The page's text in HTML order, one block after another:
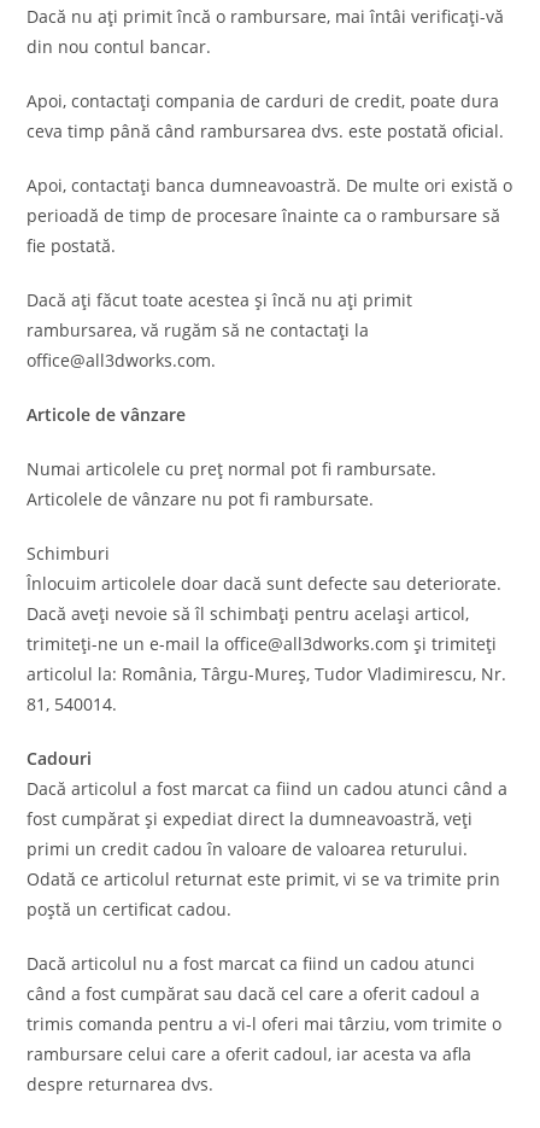
Dacă nu ați primit încă o rambursare, mai întâi verificați-vă
din nou contul bancar.
Apoi, contactați compania de carduri de credit, poate dura
ceva timp până când rambursarea dvs. este postată oficial.
Apoi, contactați banca dumneavoastră. De multe ori există o
perioadă de timp de procesare înainte ca o rambursare să
fie postată.
Dacă ați făcut toate acestea și încă nu ați primit
rambursarea, vă rugăm să ne contactați la
office@all3dworks.com.
Articole de vânzare
Numai articolele cu preț normal pot fi rambursate.
Articolele de vânzare nu pot fi rambursate.
Schimburi
Înlocuim articolele doar dacă sunt defecte sau deteriorate.
Dacă aveți nevoie să îl schimbați pentru același articol,
trimiteți-ne un e-mail la office@all3dworks.com și trimiteți
articolul la: România, Târgu-Mureș, Tudor Vladimirescu, Nr.
81, 540014.
Cadouri
Dacă articolul a fost marcat ca fiind un cadou atunci când a
fost cumpărat și expediat direct la dumneavoastră, veți
primi un credit cadou în valoare de valoarea returului.
Odată ce articolul returnat este primit, vi se va trimite prin
poștă un certificat cadou.
Dacă articolul nu a fost marcat ca fiind un cadou atunci
când a fost cumpărat sau dacă cel care a oferit cadoul a
trimis comanda pentru a vi-l oferi mai târziu, vom trimite o
rambursare celui care a oferit cadoul, iar acesta va afla
despre returnarea dvs.